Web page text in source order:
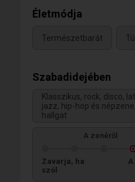
Életmódja
Természetbarát
Szabadidejében
Klasszikus, rock, disco,
jazz, hip-hop és
hallgat
A zenéről
Zavarja, ha
szól